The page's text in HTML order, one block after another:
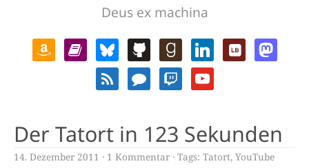
Deus ex machina
Der Tatort in 123 Sekunden
14. Dezember 2011 1 Kommentar Tags: Tatort, YouTube